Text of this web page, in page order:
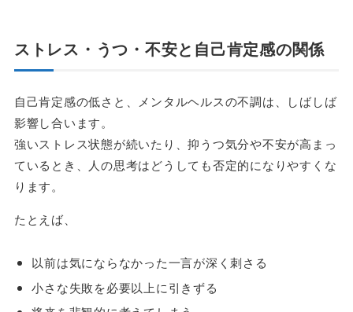
ストレス・うつ・不安と自己肯定感の関係
自己肯定感の低さと、メンタルヘルスの不調は、しばしば
影響し合います。
強いストレス状態が続いたり、抑うつ気分や不安が高まっ
ているとき、人の思考はどうしても否定的になりやすくな
ります。
たとえば、
以前は気にならなかった一言が深く刺さる
小さな失敗を必要以上に引きずる